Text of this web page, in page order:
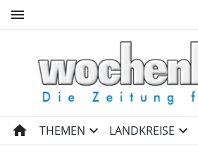
menu
Begegnung mit
home THEMEN expand_more LANDKREISE expand_more